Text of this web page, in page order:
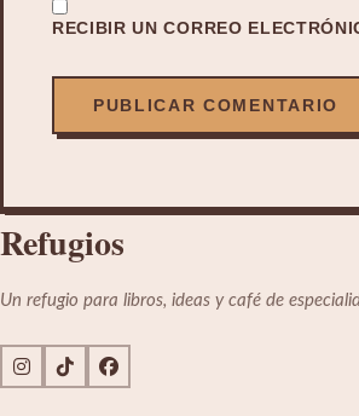
RECIBIR UN CORREO
Refugios
Un refugio para libros, ideas y café de